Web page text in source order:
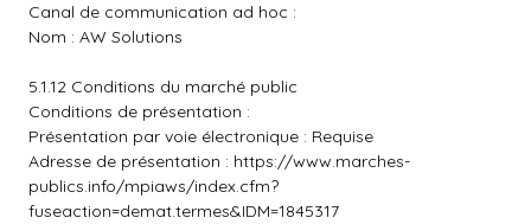
Canal de communication ad hoc :
Nom : AW Solutions
5.1.12 Conditions du marché public
Conditions de présentation :
Présentation par voie électronique : Requise
Adresse de présentation : https://www.marches-
publics.info/mpiaws/index.cfm?
fuseaction=demat.termes&IDM=1845317